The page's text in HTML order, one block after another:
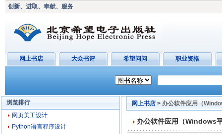
创新、进取、奉献、服务
网上书店 大众书评 希望问问 职业资格
浏览排行
网页美工设计
Python语言程序设计
网上书店 > 办公软件应用（
办公软件应用（Windows